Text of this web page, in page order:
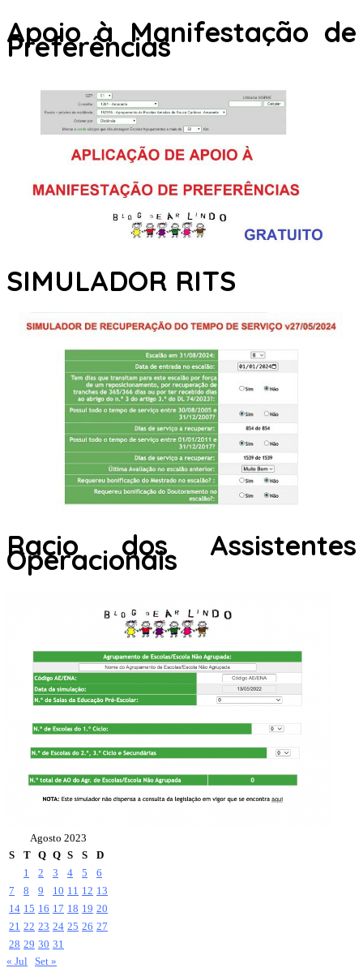
Apoio à Manifestação de
Preferências
SIMULADOR RITS
Racio dos Assistentes
Operacionais
Agosto 2023
S
T Q Q S S
D
1
2 3 4 5
6
7
8 9 10 11 12 13
14 15 16 17 18 19 20
21 22 23 24 25 26 27
28 29 30 31
« Jul Set »